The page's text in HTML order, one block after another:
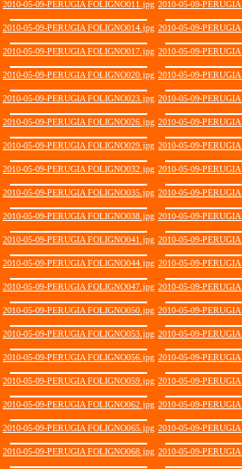
2010-05-09-PERUGIA FOLIGNO011.jpg 2010-05-09-
2010-05-09-PERUGIA FOLIGNO014.jpg 2010-05-09-
2010-05-09-PERUGIA FOLIGNO017.jpg 2010-05-09-
2010-05-09-PERUGIA FOLIGNO020.jpg 2010-05-09-
2010-05-09-PERUGIA FOLIGNO023.jpg 2010-05-09-
2010-05-09-PERUGIA FOLIGNO026.jpg 2010-05-09-
2010-05-09-PERUGIA FOLIGNO029.jpg 2010-05-09-
2010-05-09-PERUGIA FOLIGNO032.jpg 2010-05-09-
2010-05-09-PERUGIA FOLIGNO035.jpg 2010-05-09-
2010-05-09-PERUGIA FOLIGNO038.jpg 2010-05-09-
2010-05-09-PERUGIA FOLIGNO041.jpg 2010-05-09-
2010-05-09-PERUGIA FOLIGNO044.jpg 2010-05-09-
2010-05-09-PERUGIA FOLIGNO047.jpg 2010-05-09-
2010-05-09-PERUGIA FOLIGNO050.jpg 2010-05-09-
2010-05-09-PERUGIA FOLIGNO053.jpg 2010-05-09-
2010-05-09-PERUGIA FOLIGNO056.jpg 2010-05-09-
2010-05-09-PERUGIA FOLIGNO059.jpg 2010-05-09-
2010-05-09-PERUGIA FOLIGNO062.jpg 2010-05-09-
2010-05-09-PERUGIA FOLIGNO065.jpg 2010-05-09-
2010-05-09-PERUGIA FOLIGNO068.jpg 2010-05-09-